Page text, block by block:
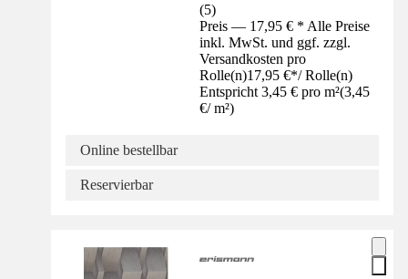
(5)
Preis — 17,95 € * Alle Preise
inkl. MwSt. und ggf. zzgl.
Versandkosten pro
Rolle(n)17,95 €*/ Rolle(n)
Entspricht 3,45 € pro m²(3,45
€/ m²)
Online bestellbar
Reservierbar